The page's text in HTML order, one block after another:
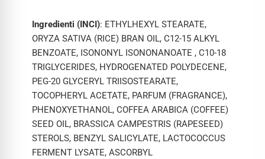
Ingredienti (INCI): ETHYLHEXYL STEARATE,
ORYZA SATIVA (RICE) BRAN OIL, C12-15 ALKYL
BENZOATE, ISONONYL ISONONANOATE , C10-18
TRIGLYCERIDES, HYDROGENATED POLYDECENE,
PEG-20 GLYCERYL TRIISOSTEARATE,
TOCOPHERYL ACETATE, PARFUM (FRAGRANCE),
PHENOXYETHANOL, COFFEA ARABICA (COFFEE)
SEED OIL, BRASSICA CAMPESTRIS (RAPESEED)
STEROLS, BENZYL SALICYLATE, LACTOCOCCUS
FERMENT LYSATE, ASCORBYL